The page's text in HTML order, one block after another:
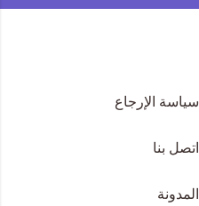
سياسة الإرجاع
اتصل بنا
المدونة